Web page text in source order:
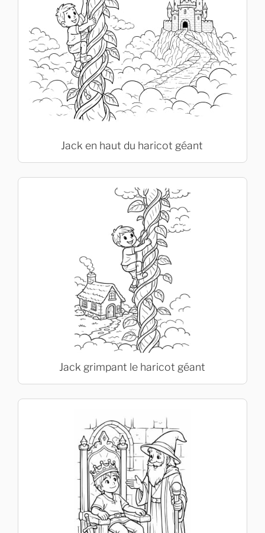
Jack en haut du haricot géant
Jack grimpant le haricot géant